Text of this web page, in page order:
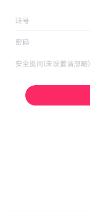
账号
密码
安全提问(未设置请忽略)